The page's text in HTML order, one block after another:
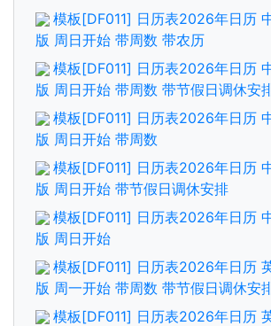
模板[DF011] 日历表2026年日历
版 周日开始 带周数 带农历
模板[DF011] 日历表2026年日历
版 周日开始 带周数 带节假日调休安
模板[DF011] 日历表2026年日历
版 周日开始 带周数
模板[DF011] 日历表2026年日历
版 周日开始 带节假日调休安排
模板[DF011] 日历表2026年日历
版 周日开始
模板[DF011] 日历表2026年日历
版 周一开始 带周数 带节假日调休安
模板[DF011] 日历表2026年日历